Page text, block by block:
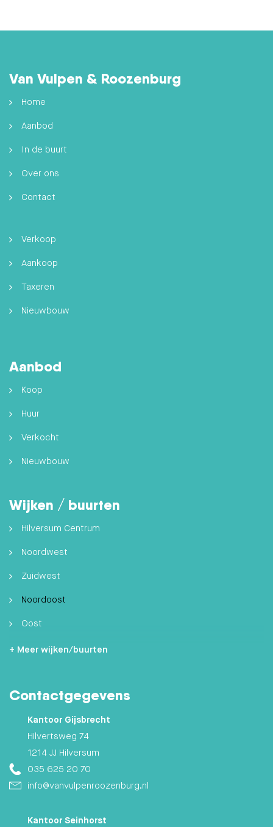
Van Vulpen & Roozenburg
Home
Aanbod
In de buurt
Over ons
Contact
Verkoop
Aankoop
Taxeren
Nieuwbouw
Aanbod
Koop
Huur
Verkocht
Nieuwbouw
Wijken / buurten
Hilversum Centrum
Noordwest
Zuidwest
Noordoost
Oost
Zuidoost
Zuid
+ Meer wijken/buurten
Contactgegevens
Kantoor Gijsbrecht
Hilvertsweg 74
1214 JJ Hilversum
035 625 20 70
info@vanvulpenroozenburg.nl
Kantoor Seinhorst